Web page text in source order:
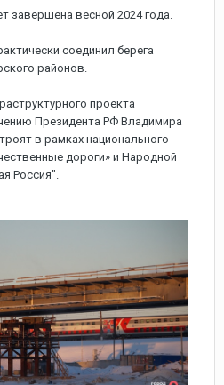
завершена весной 2024 года.
соединил берега
районов.
проекта
Президента РФ Владимира
в рамках национального
дороги» и Народной
Россия".